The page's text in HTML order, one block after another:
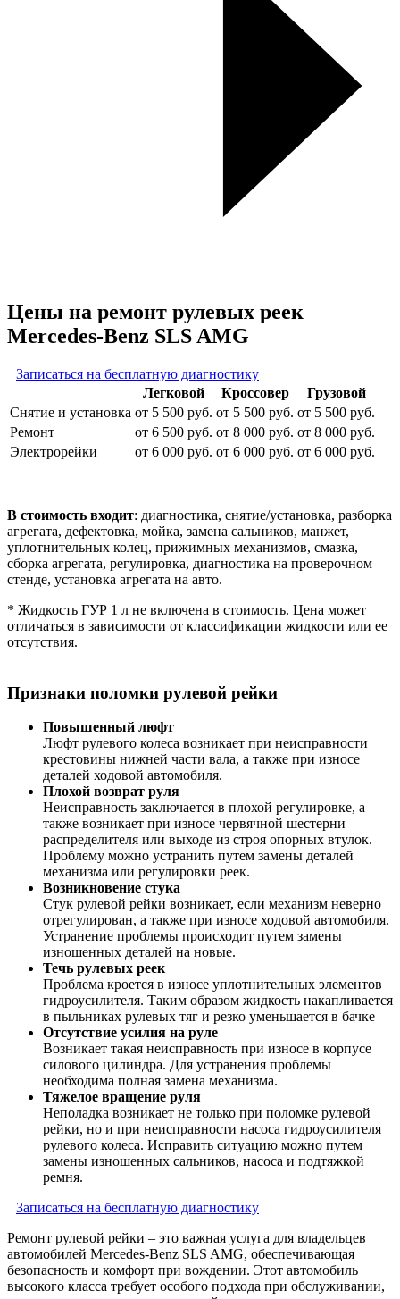
Цены на ремонт рулевых реек
Mercedes-Benz SLS AMG
Записаться на бесплатную диагностику
Легковой
Кроссовер
Грузовой
Снятие и установка от 5 500 руб. от 5 500 руб. от 5 500 руб.
Ремонт
от 6 500 руб. от 8 000 руб. от 8 000 руб.
Электрорейки
от 6 000 руб. от 6 000 руб. от 6 000 руб.
В стоимость входит: диагностика, снятие/установка, разборка
агрегата, дефектовка, мойка, замена сальников, манжет,
уплотнительных колец, прижимных механизмов, смазка,
сборка агрегата, регулировка, диагностика на проверочном
стенде, установка агрегата на авто.
* Жидкость ГУР 1 л не включена в стоимость. Цена может
отличаться в зависимости от классификации жидкости или ее
отсутствия.
Признаки поломки рулевой рейки
Повышенный люфт
Люфт рулевого колеса возникает при неисправности
крестовины нижней части вала, а также при износе
деталей ходовой автомобиля.
Плохой возврат руля
Неисправность заключается в плохой регулировке, а
также возникает при износе червячной шестерни
распределителя или выходе из строя опорных втулок.
Проблему можно устранить путем замены деталей
механизма или регулировки реек.
Возникновение стука
Стук рулевой рейки возникает, если механизм неверно
отрегулирован, а также при износе ходовой автомобиля.
Устранение проблемы происходит путем замены
изношенных деталей на новые.
Течь рулевых реек
Проблема кроется в износе уплотнительных элементов
гидроусилителя. Таким образом жидкость накапливается
в пыльниках рулевых тяг и резко уменьшается в бачке
Отсутствие усилия на руле
Возникает такая неисправность при износе в корпусе
силового цилиндра. Для устранения проблемы
необходима полная замена механизма.
Тяжелое вращение руля
Неполадка возникает не только при поломке рулевой
рейки, но и при неисправности насоса гидроусилителя
рулевого колеса. Исправить ситуацию можно путем
замены изношенных сальников, насоса и подтяжкой
ремня.
Записаться на бесплатную диагностику
Ремонт рулевой рейки – это важная услуга для владельцев
автомобилей Mercedes-Benz SLS AMG, обеспечивающая
безопасность и комфорт при вождении. Этот автомобиль
высокого класса требует особого подхода при обслуживании,